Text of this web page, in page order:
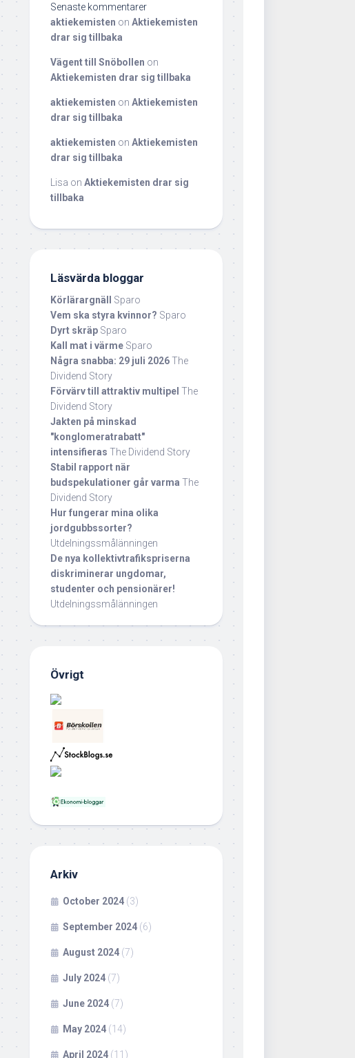
Senaste kommentarer
aktiekemisten on Aktiekemisten
drar sig tillbaka
Vägent till Snöbollen on
Aktiekemisten drar sig tillbaka
aktiekemisten on Aktiekemisten
drar sig tillbaka
aktiekemisten on Aktiekemisten
drar sig tillbaka
Lisa on Aktiekemisten drar sig
tillbaka
Läsvärda bloggar
Körlärargnäll Sparo
Vem ska styra kvinnor? Sparo
Dyrt skräp Sparo
Kall mat i värme Sparo
Några snabba: 29 juli 2026The
Dividend Story
Förvärv till attraktiv multipel The
Dividend Story
Jakten på minskad
"konglomeratrabatt"
intensifieras The Dividend Story
Stabil rapport när
budspekulationer går varma The
Dividend Story
Hur fungerar mina olika
jordgubbssorter?
Utdelningssmålänningen
De nya kollektivtrafikspriserna
diskriminerar ungdomar,
studenter och pensionärer!
Utdelningssmålänningen
Övrigt
Arkiv
October 2024 (3)
September 2024 (6)
August 2024 (7)
July 2024 (7)
June 2024 (7)
May 2024 (14)
April 2024 (11)